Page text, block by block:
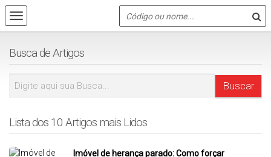
Busca de Artigos
Lista dos 10 Artigos mais Lidos
Imóvel de herança parado: Como forçar